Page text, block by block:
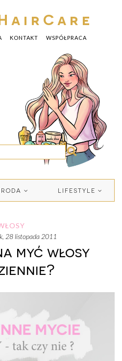
KONTAKT WSPÓŁPRACA
LIFESTYLE
28 listopada 2011
myć włosy